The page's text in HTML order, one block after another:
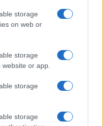
storage
on web or
storage
or app.
storage
storage
Sándornét a
Bizottság elnöki
és
frakcióülésen
az a döntés
a
Bizottság elnöki
visszahívjuk.